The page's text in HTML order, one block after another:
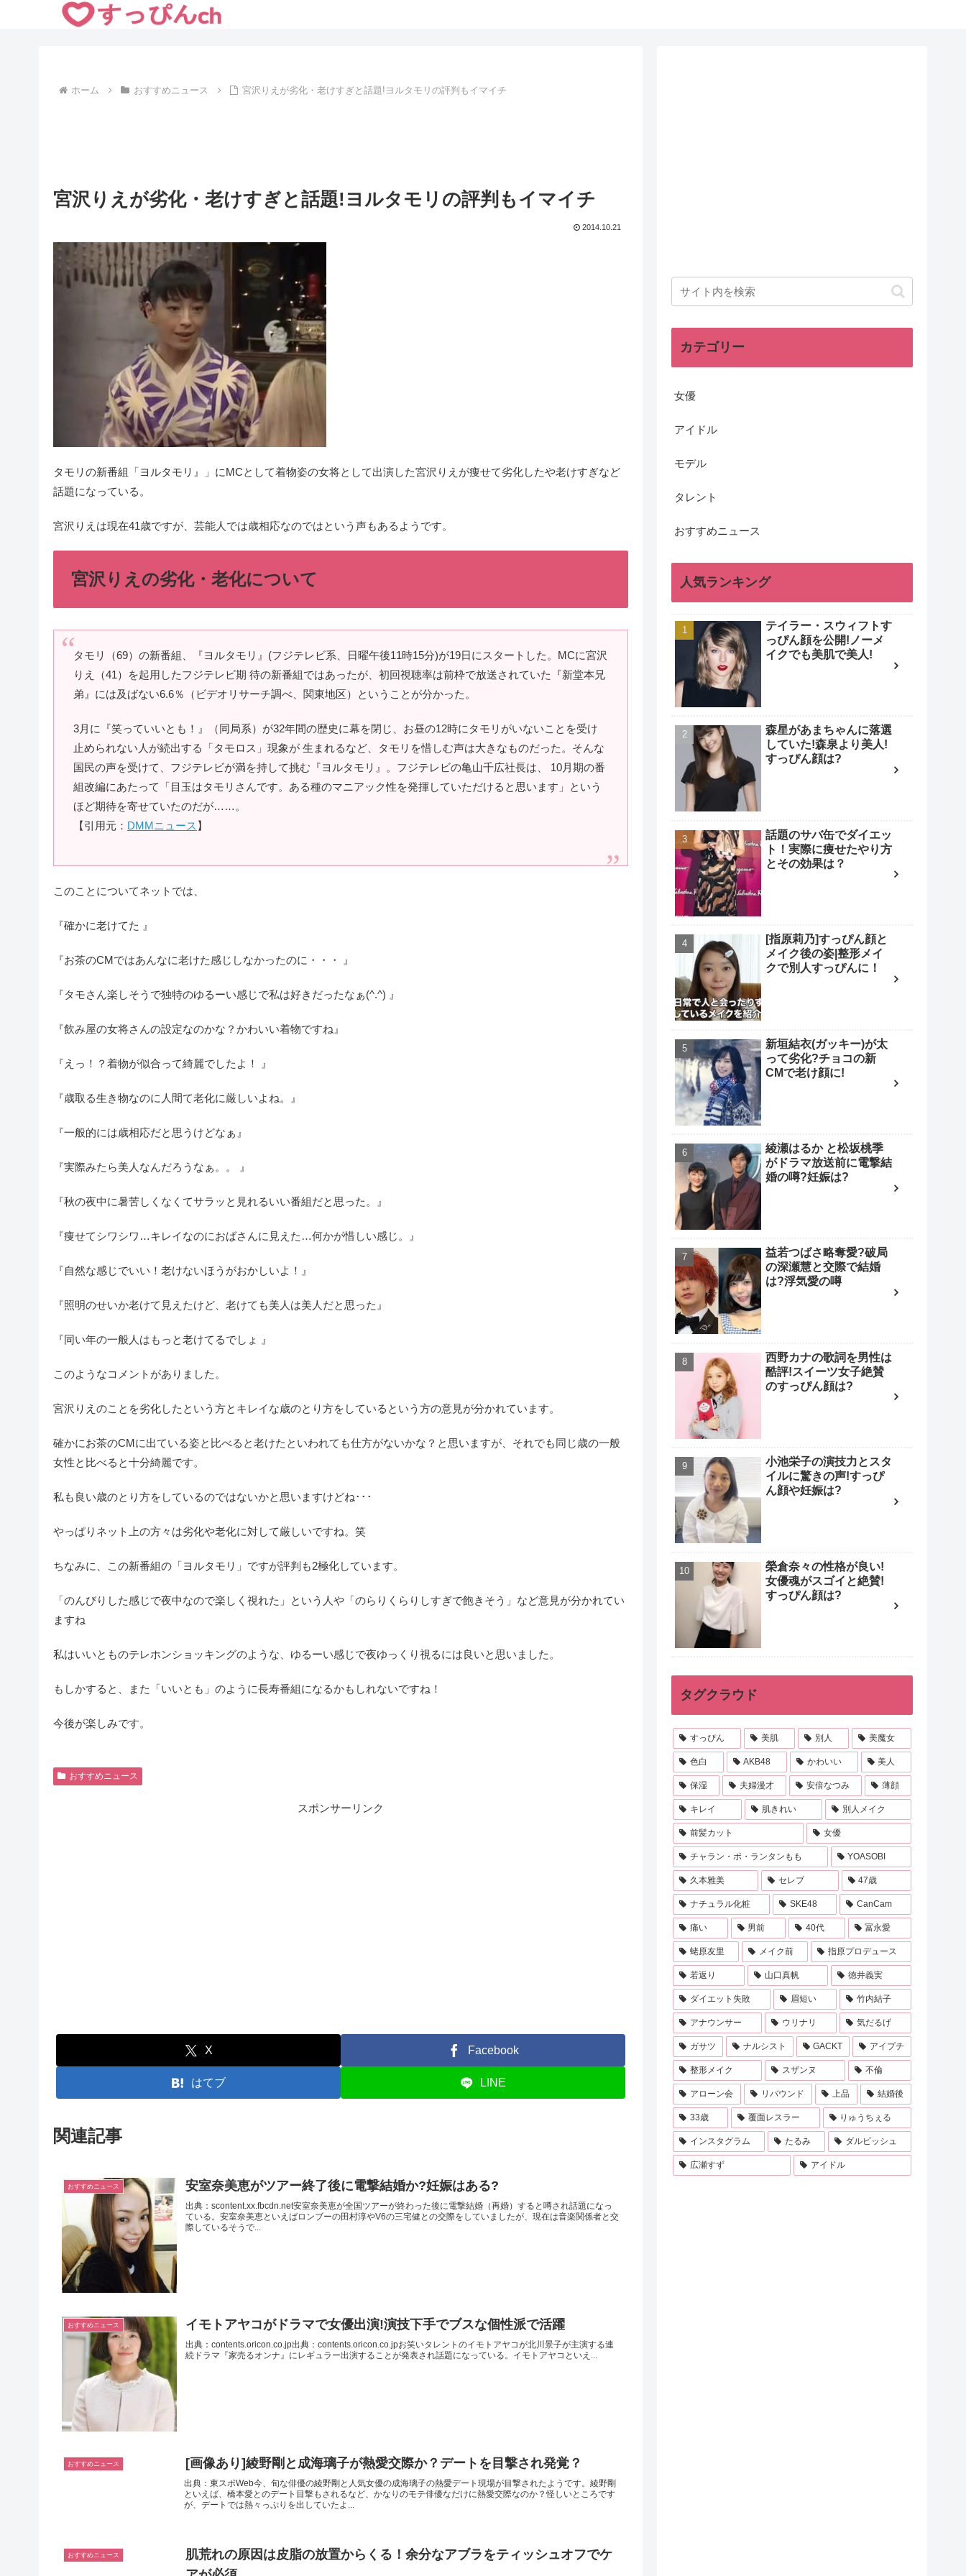
ホーム おすすめニュース 宮沢りえが劣化・老けすぎと話題!ヨルタモリの評判もイマイチ
宮沢りえが劣化・老けすぎと話題!ヨルタモリの評判もイマイチ
2014.10.21
タモリの新番組「ヨルタモリ』」にMCとして着物姿の女将として出演した宮沢りえが痩せて劣化したや老けすぎなど
話題になっている。
宮沢りえは現在41歳ですが、芸能人では歳相応なのではという声もあるようです。
宮沢りえの劣化・老化について
タモリ（69）の新番組、『ヨルタモリ』(フジテレビ系、日曜午後11時15分)が19日にスタートした。MCに宮沢
りえ（41）を起用したフジテレビ期 待の新番組ではあったが、初回視聴率は前枠で放送されていた『新堂本兄
弟』には及ばない6.6％（ビデオリサーチ調べ、関東地区）ということが分かった。
3月に『笑っていいとも！』（同局系）が32年間の歴史に幕を閉じ、お昼の12時にタモリがいないことを受け
止められない人が続出する「タモロス」現象が 生まれるなど、タモリを惜しむ声は大きなものだった。そんな
国民の声を受けて、フジテレビが満を持して挑む『ヨルタモリ』。フジテレビの亀山千広社長は、 10月期の番
組改編にあたって「目玉はタモリさんです。ある種のマニアック性を発揮していただけると思います」という
ほど期待を寄せていたのだが……。
【引用元： DMMニュース 】
このことについてネットでは、
『確かに老けてた 』
『お茶のCMではあんなに老けた感じしなかったのに・・・ 』
『タモさん楽しそうで独特のゆるーい感じで私は好きだったなぁ(^.^) 』
『飲み屋の女将さんの設定なのかな？かわいい着物ですね』
『えっ！？着物が似合って綺麗でしたよ！ 』
『歳取る生き物なのに人間て老化に厳しいよね。』
『一般的には歳相応だと思うけどなぁ』
『実際みたら美人なんだろうなぁ。。 』
『秋の夜中に暑苦しくなくてサラッと見れるいい番組だと思った。』
『痩せてシワシワ…キレイなのにおばさんに見えた…何かが惜しい感じ。』
『自然な感じでいい！老けないほうがおかしいよ！』
『照明のせいか老けて見えたけど、老けても美人は美人だと思った』
『同い年の一般人はもっと老けてるでしょ 』
このようなコメントがありました。
宮沢りえのことを劣化したという方とキレイな歳のとり方をしているという方の意見が分かれています。
確かにお茶のCMに出ている姿と比べると老けたといわれても仕方がないかな？と思いますが、それでも同じ歳の一般
女性と比べると十分綺麗です。
私も良い歳のとり方をしているのではないかと思いますけどね･･･
やっぱりネット上の方々は劣化や老化に対して厳しいですね。笑
ちなみに、この新番組の「ヨルタモリ」ですが評判も2極化しています。
「のんびりした感じで夜中なので楽しく視れた」という人や「のらりくらりしすぎで飽きそう」など意見が分かれてい
ますね
私はいいとものテレホンショッキングのような、ゆるーい感じで夜ゆっくり視るには良いと思いました。
もしかすると、また「いいとも」のように長寿番組になるかもしれないですね！
今後が楽しみです。
おすすめニュース
スポンサーリンク
X Facebook
はてブ LINE
関連記事
おすすめニュース 安室奈美恵がツアー終了後に電撃結婚か?妊娠はある?
出典：scontent.xx.fbcdn.net安室奈美恵が全国ツアーが終わった後に電撃結婚（再婚）すると噂され話題になっ
ている。安室奈美恵といえばロンブーの田村淳やV6の三宅健との交際をしていましたが、現在は音楽関係者と交
際しているそうで...
おすすめニュース イモトアヤコがドラマで女優出演!演技下手でブスな個性派で活躍
出典：contents.oricon.co.jp出典：contents.oricon.co.jpお笑いタレントのイモトアヤコが北川景子が主演する連
続ドラマ『家売るオンナ』にレギュラー出演することが発表され話題になっている。イモトアヤコといえ...
おすすめニュース [画像あり]綾野剛と成海璃子が熱愛交際か？デートを目撃され発覚？
出典：東スポWeb今、旬な俳優の綾野剛と人気女優の成海璃子の熱愛デート現場が目撃されたようです。綾野剛
といえば、橋本愛とのデート目撃もされるなど、かなりのモテ俳優なだけに熱愛交際なのか？怪しいところです
が、デートでは熱々っぷりを出していたよ...
おすすめニュース
肌荒れの原因は皮脂の放置からくる！余分なアブラをティッシュオフでケ
カテゴリー
女優
アイドル
モデル
タレント
おすすめニュース
人気ランキング
テイラー・スウィフトす
っぴん顔を公開!ノーメ
イクでも美肌で美人!
森星があまちゃんに落選
していた!森泉より美人!
すっぴん顔は?
話題のサバ缶でダイエッ
ト！実際に痩せたやり方
とその効果は？
[指原莉乃]すっぴん顔と
メイク後の姿|整形メイ
クで別人すっぴんに！
新垣結衣(ガッキー)が太
って劣化?チョコの新
CMで老け顔に!
綾瀬はるか と松坂桃季
がドラマ放送前に電撃結
婚の噂?妊娠は?
益若つばさ略奪愛?破局
の深瀬慧と交際で結婚
は?浮気愛の噂
西野カナの歌詞を男性は
酷評!スイーツ女子絶賛
のすっぴん顔は?
小池栄子の演技力とスタ
イルに驚きの声!すっぴ
ん顔や妊娠は?
榮倉奈々の性格が良い!
女優魂がスゴイと絶賛!
すっぴん顔は?
タグクラウド
すっぴん 美肌 別人 美魔女
色白 AKB48 かわいい 美人
保湿 夫婦漫才 安倍なつみ 薄顔
キレイ 肌きれい 別人メイク
前髪カット 女優
チャラン・ポ・ランタンもも YOASOBI
久本雅美 セレブ 47歳
ナチュラル化粧 SKE48 CanCam
痛い 男前 40代 冨永愛
蛯原友里 メイク前 指原プロデュース
若返り 山口真帆 徳井義実
ダイエット失敗 眉短い 竹内結子
アナウンサー ウリナリ 気だるげ
ガサツ ナルシスト GACKT アイプチ
整形メイク スザンヌ 不倫
アローン会 リバウンド 上品 結婚後
33歳 覆面レスラー りゅうちぇる
インスタグラム たるみ ダルビッシュ
広瀬すず アイドル